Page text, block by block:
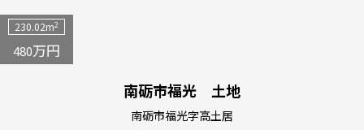
230.02m2
480万円
南砺市福光 土地
南砺市福光字高土居